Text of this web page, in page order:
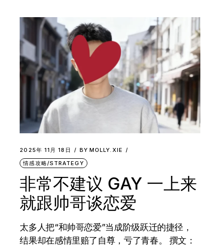
2025年 11月 18日 BY MOLLY.XIE
情感攻略/STRATEGY
非常不建议 GAY 一上来
就跟帅哥谈恋爱
太多人把“和帅哥恋爱”当成阶级跃迁的捷径，
结果却在感情里赔了自尊，亏了青春。 撰文：